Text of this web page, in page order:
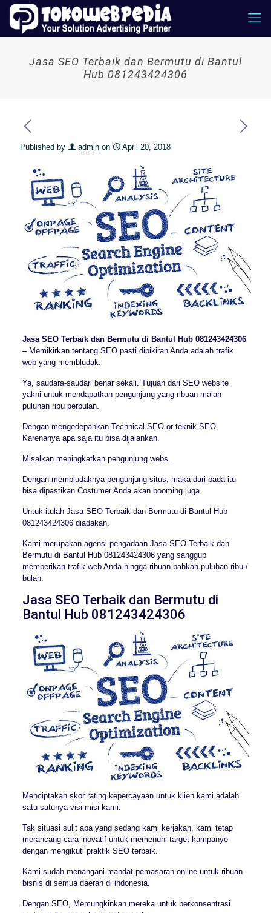
Jasa SEO Terbaik dan Bermutu di Bantul
Hub 081243424306
Published by admin on April 20, 2018
Jasa SEO Terbaik dan Bermutu di Bantul Hub 081243424306
– Memikirkan tentang SEO pasti dipikiran Anda adalah trafik
web yang membludak.
Ya, saudara-saudari benar sekali. Tujuan dari SEO website
yakni untuk mendapatkan pengunjung yang ribuan malah
puluhan ribu perbulan.
Dengan mengedepankan Technical SEO or teknik SEO.
Karenanya apa saja itu bisa dijalankan.
Misalkan meningkatkan pengunjung webs.
Dengan membludaknya pengunjung situs, maka dari pada itu
bisa dipastikan Costumer Anda akan booming juga.
Untuk itulah Jasa SEO Terbaik dan Bermutu di Bantul Hub
081243424306 diadakan.
Kami merupakan agensi pengadaan Jasa SEO Terbaik dan
Bermutu di Bantul Hub 081243424306 yang sanggup
memberikan trafik web Anda hingga ribuan bahkan puluhan ribu /
bulan.
Jasa SEO Terbaik dan Bermutu di
Bantul Hub 081243424306
Menciptakan skor rating kepercayaan untuk klien kami adalah
satu-satunya visi-misi kami.
Tak situasi sulit apa yang sedang kami kerjakan, kami tetap
merancang cara inovatif untuk memenuhi target kampanye
dengan mengikuti praktik SEO terbaik.
Kami sudah menangani mandat pemasaran online untuk ribuan
bisnis di semua daerah di indonesia.
Dengan SEO, Memungkinkan mereka untuk berkonsentrasi